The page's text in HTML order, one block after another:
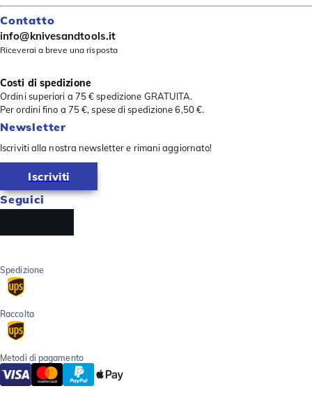
Contatto
info@knivesandtools.it
Riceverai a breve una risposta
Costi di spedizione
Ordini superiori a 75 € spedizione GRATUITA.
Per ordini fino a 75 €, spese di spedizione 6,50 €.
Newsletter
Iscriviti alla nostra newsletter e rimani aggiornato!
Iscriviti
Seguici
Spedizione
Raccolta
Metodi di pagamento